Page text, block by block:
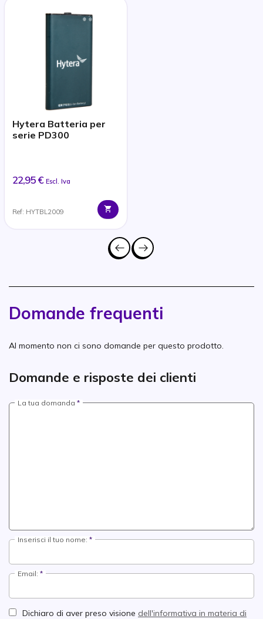
Hytera Batteria per
serie PD300
22,95 € Escl. Iva
Ref: HYTBL2009
Domande frequenti
Al momento non ci sono domande per questo prodotto.
Domande e risposte dei clienti
La tua domanda
Inserisci il tuo nome:
Email:
Dichiaro di aver preso visione dell'informativa in materia di